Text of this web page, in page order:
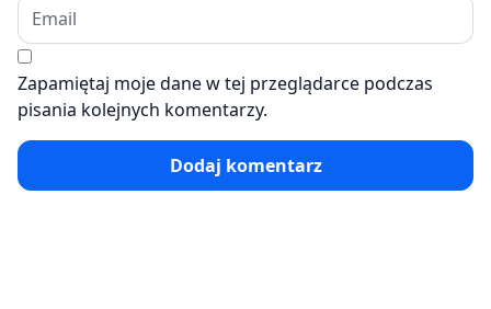
Zapamiętaj moje dane w tej przeglądarce podczas
pisania kolejnych komentarzy.
Dodaj komentarz